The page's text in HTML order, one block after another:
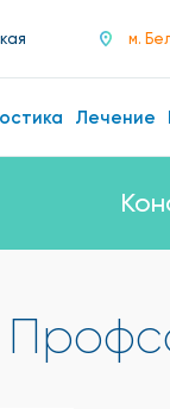
м.
Лечение